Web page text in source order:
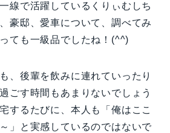
線で活躍しているくりぃむしち
豪邸、愛車について、調べてみ
ても一級品でしたね！(^^)
、後輩を飲みに連れていったり
ごす時間もあまりないでしょう
するたびに、本人も「俺はここ
」と実感しているのではないで